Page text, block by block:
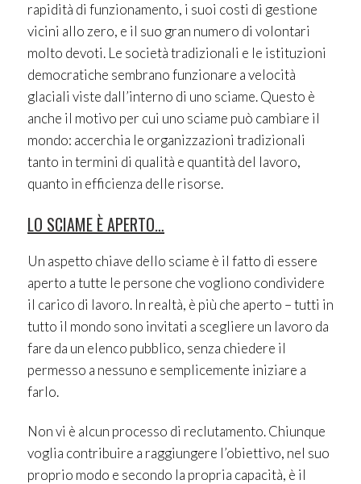
rapidità di funzionamento, i suoi costi di gestione
vicini allo zero, e il suo gran numero di volontari
molto devoti. Le società tradizionali e le istituzioni
democratiche sembrano funzionare a velocità
glaciali viste dall’interno di uno sciame. Questo è
anche il motivo per cui uno sciame può cambiare il
mondo: accerchia le organizzazioni tradizionali
tanto in termini di qualità e quantità del lavoro,
quanto in efficienza delle risorse.
LO SCIAME È APERTO…
Un aspetto chiave dello sciame è il fatto di essere
aperto a tutte le persone che vogliono condividere
il carico di lavoro. In realtà, è più che aperto – tutti in
tutto il mondo sono invitati a scegliere un lavoro da
fare da un elenco pubblico, senza chiedere il
permesso a nessuno e semplicemente iniziare a
farlo.
Non vi è alcun processo di reclutamento. Chiunque
voglia contribuire a raggiungere l’obiettivo, nel suo
proprio modo e secondo la propria capacità, è il